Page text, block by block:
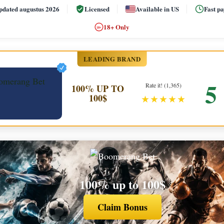
augustus 2026 Licensed Available in US Fast
18+ 18+ Only
LEADING BRAND
100% UP TO
100$
Rate it! (1,365)
★★★★★ 5
100% up to 100$
Claim Bonus